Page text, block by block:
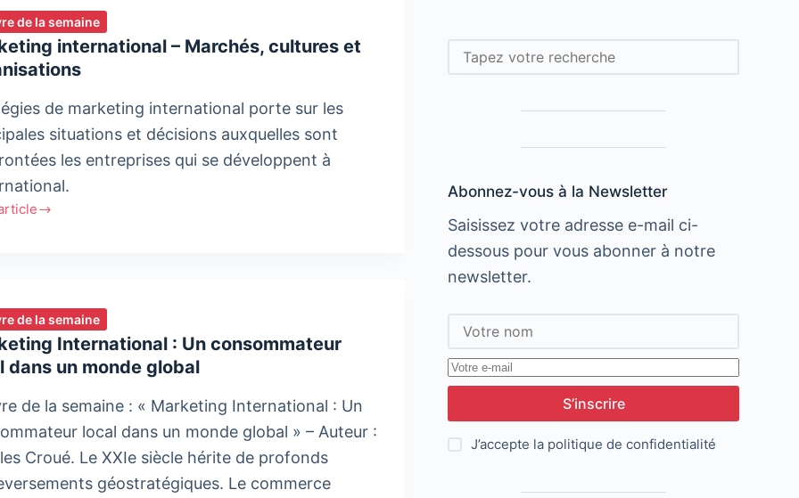
de la semaine
international – Marchés, cultures et
de marketing international porte sur les
situations et décisions auxquelles sont
les entreprises qui se développent à
de la semaine
International : Un consommateur
dans un monde global
de la semaine : « Marketing International : Un
local dans un monde global » – Auteur :
Croué. ​Le XXIe siècle hérite de profonds
géostratégiques. Le commerce
Rechercher
Abonnez-vous à la Newsletter
Saisissez votre adresse e-mail ci-
dessous pour vous abonner à notre
newsletter.
S’inscrire
J’accepte la politique de confidentialité